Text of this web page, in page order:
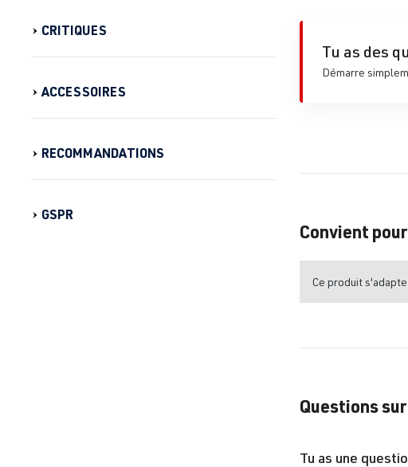
CRITIQUES
ACCESSOIRES
RECOMMANDATIONS
GSPR
Tu as des
Démarre
Convient pour
Ce produit
Questions
Tu as une